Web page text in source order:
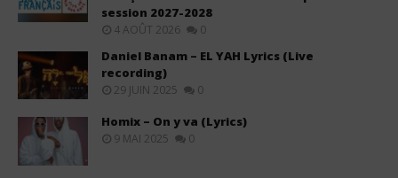
session 2027-2028
4 AOÛT 2026 0
Daniel Banam – EL YAH Lyrics (Live
recording)
29 JUIN 2025 0
Homix – On y va (Lyrics)
9 MAI 2025 0